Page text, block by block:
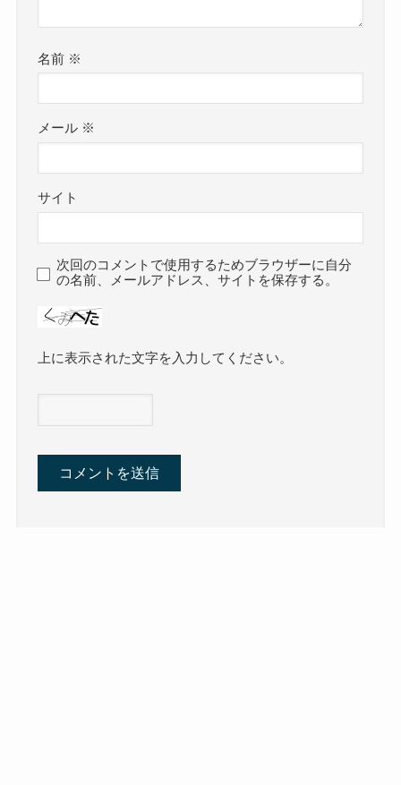
名前 ※
メール ※
サイト
次回のコメントで使用するためブラウザーに自分
の名前、メールアドレス、サイトを保存する。
上に表示された文字を入力してください。